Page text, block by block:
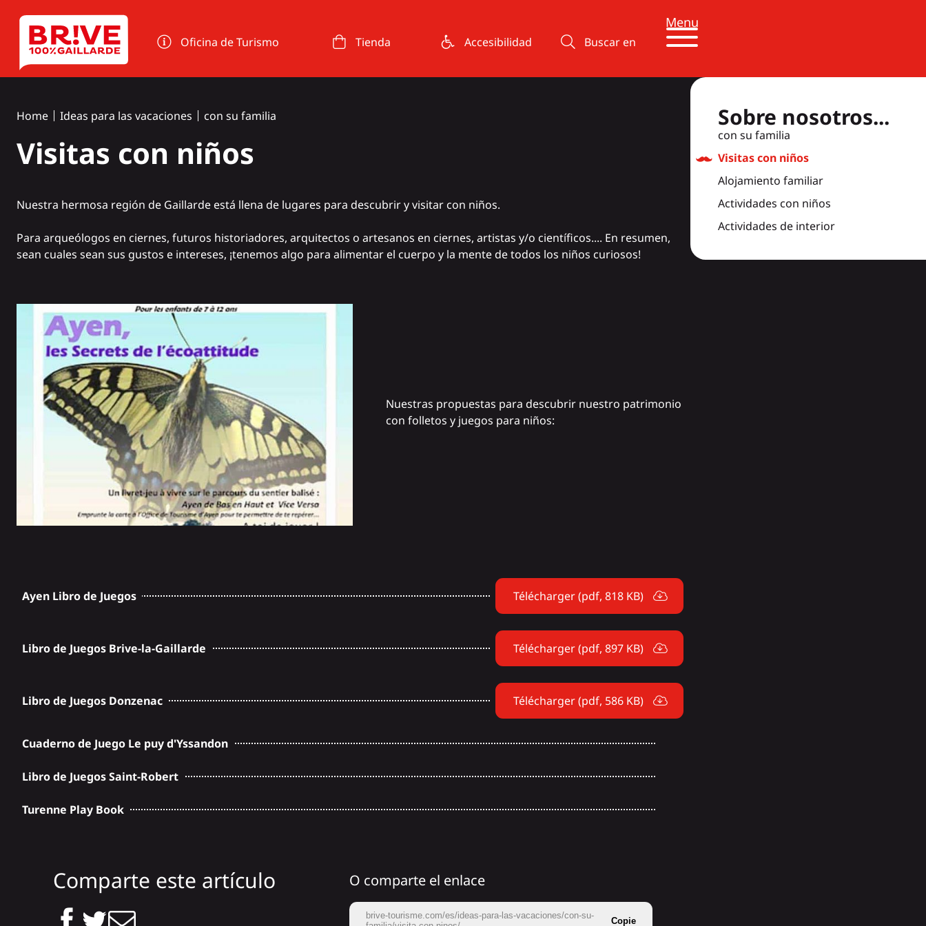
Oficina de Turismo Tienda Accesibilidad Buscar en
Menu
Home Ideas para las vacaciones con su familia
Visitas con niños
Nuestra hermosa región de Gaillarde está llena de lugares para descubrir y visitar con niños.
Para arqueólogos en ciernes, futuros historiadores, arquitectos o artesanos en ciernes, artistas y/o científicos.... En resumen,
sean cuales sean sus gustos e intereses, ¡tenemos algo para alimentar el cuerpo y la mente de todos los niños curiosos!
Nuestras propuestas para descubrir nuestro patrimonio
con folletos y juegos para niños:
Ayen Libro de Juegos Télécharger (pdf, 818 KB)
Libro de Juegos Brive-la-Gaillarde Télécharger (pdf, 897 KB)
Libro de Juegos Donzenac Télécharger (pdf, 586 KB)
Cuaderno de Juego Le puy d'Yssandon
Libro de Juegos Saint-Robert
Turenne Play Book
Comparte este artículo O comparte el enlace
brive-tourisme.com/es/ideas-para-las-vacaciones/con-su-
Copie
Sobre nosotros...
con su familia
Visitas con niños
Alojamiento familiar
Actividades con niños
Actividades de interior